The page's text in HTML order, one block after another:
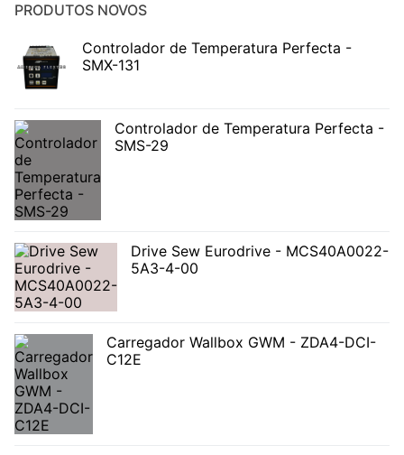
PRODUTOS NOVOS
Controlador de Temperatura Perfecta -
SMX-131
Controlador de Temperatura Perfecta -
SMS-29
Drive Sew Eurodrive - MCS40A0022-
5A3-4-00
Carregador Wallbox GWM - ZDA4-DCI-
C12E